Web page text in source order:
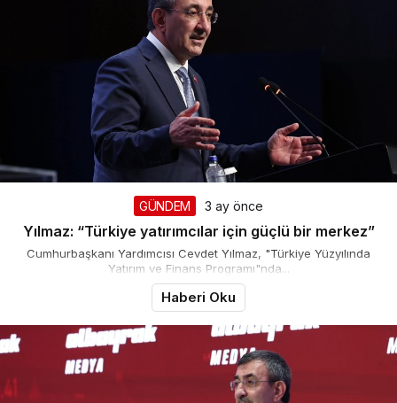
GÜNDEM 3 ay önce
Yılmaz: “Türkiye yatırımcılar için güçlü bir merkez”
Cumhurbaşkanı Yardımcısı Cevdet Yılmaz, "Türkiye Yüzyılında
Yatırım ve Finans Programı"nda...
Haberi Oku